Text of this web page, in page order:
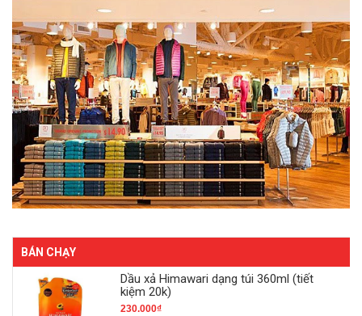
BÁN CHẠY
Dầu xả Himawari dạng túi 360ml (tiết
kiệm 20k)
230.000₫